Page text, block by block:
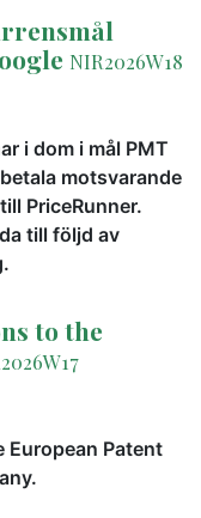
NIR2026W18
i dom i mål PMT
motsvarande
PriceRunner.
till följd av
to the
Patent